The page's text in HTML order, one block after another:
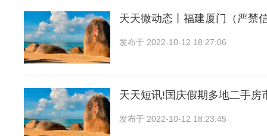
天天微动态丨福建厦门（严禁
发布于 2022-10-12 18:27:06
天天短讯!国庆假期多地二手房
发布于 2022-10-12 18:23:45